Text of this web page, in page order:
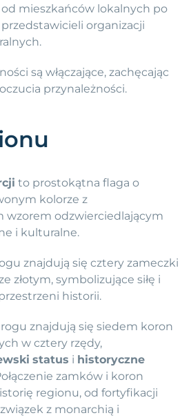
od mieszkańców lokalnych po
organizacji
są włączające, zachęcając
przynależności.
to prostokątna flaga o
kolorze z
wzorem odzwierciedlającym
i kulturalne.
znajdują się cztery zameczki
złotym, symbolizujące siłę i
historii.
znajdują się siedem koron
w cztery rzędy,
status i historyczne
zamków i koron
regionu, od fortyfikacji
z monarchią i